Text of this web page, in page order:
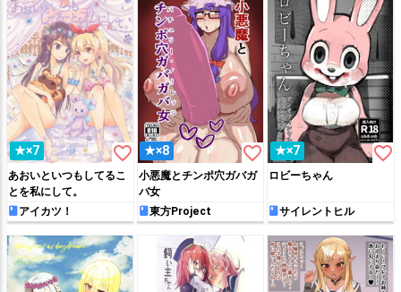
★×7 favorite_border
あおいといつもしてるこ
とを私にして。
アイカツ！
★×8 favorite_border
小悪魔とチンポ穴ガバガ
バ女
東方Project
★×7 favorite_border
ロビーちゃん
サイレントヒル